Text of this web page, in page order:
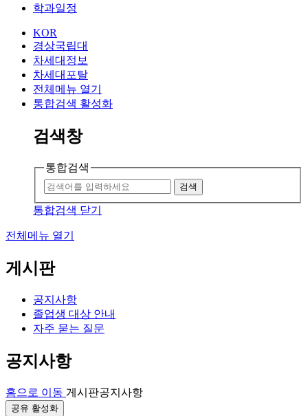
학과일정
KOR
경상국립대
차세대정보
차세대포탈
전체메뉴 열기
통합검색 활성화
검색창
통합검색
검색
통합검색 닫기
전체메뉴 열기
게시판
공지사항
졸업생 대상 안내
자주 묻는 질문
공지사항
홈으로 이동 게시판공지사항
공유 활성화